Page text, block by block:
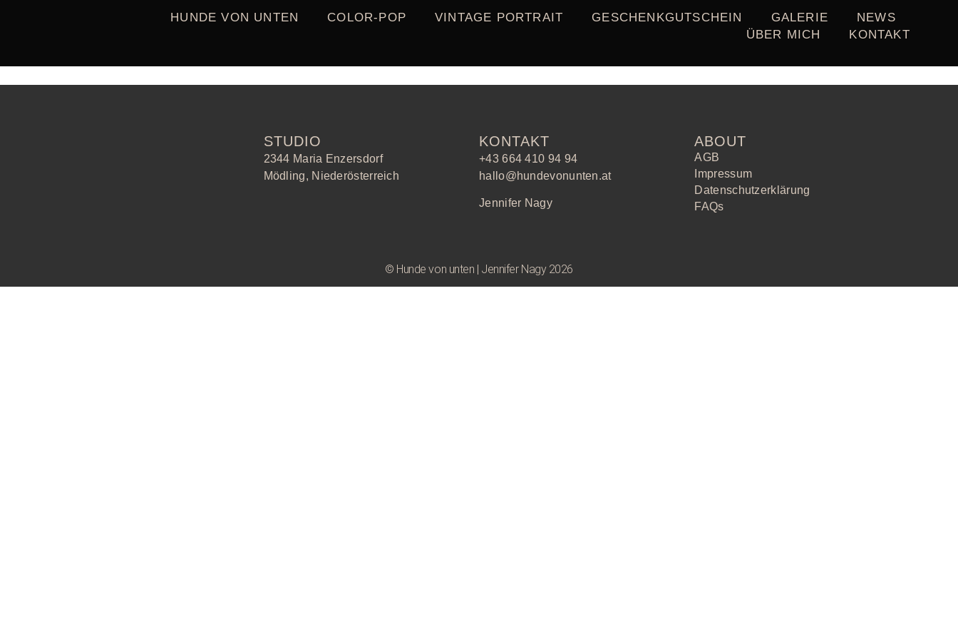
HUNDE VON UNTEN COLOR-POP VINTAGE PORTRAIT GESCHENKGUTSCHEIN GALERIE
NEWS
ÜBER MICH
KONTAKT
buchung
STUDIO
2344 Maria Enzersdorf
Mödling, Niederösterreich
KONTAKT
+43 664 410 94 94
hallo@hundevonunten.at
Jennifer Nagy
ABOUT
AGB
Impressum
Datenschutzerklärung
FAQs
© Hunde von unten | Jennifer Nagy 2026